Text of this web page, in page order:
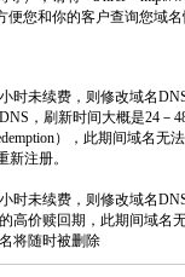
便您和你的客户查询您域
时未续费，则修改域名
，刷新时间大概是24－
），此期间域名无
注册。
时未续费，则修改域名
高价赎回期，此期间域名
将随时被删除